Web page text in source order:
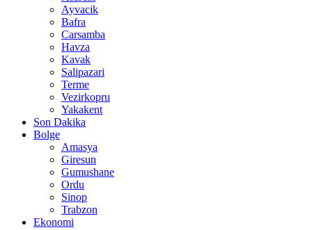
Ayvacik
Bafra
Carsamba
Havza
Kavak
Salipazari
Terme
Vezirkopru
Yakakent
Son Dakika
Bolge
Amasya
Giresun
Gumushane
Ordu
Sinop
Trabzon
Ekonomi